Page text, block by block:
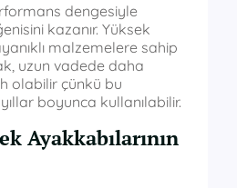
dengesiyle
kazanır. Yüksek
malzemelere sahip
uzun vadede daha
olabilir çünkü bu
boyunca kullanılabilir.
Ayakkabılarının